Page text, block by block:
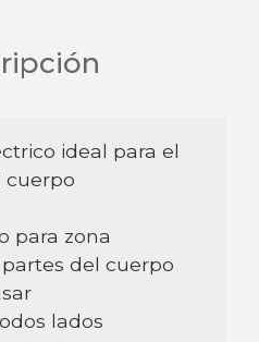
ideal para el
cuerpo
para zona
del cuerpo
lados